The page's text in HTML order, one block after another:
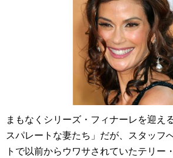
まもなくシリーズ・フィナーレを迎え
スパレートな妻たち」だが、スタッフ
トで以前からウワサされていたテリー